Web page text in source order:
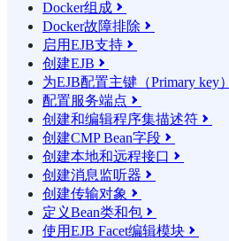
Docker组成 
Docker故障排除 
启用EJB支持 
创建EJB 
为EJB配置主键（Primary key）
配置服务端点 
创建和编辑程序集描述符 
创建CMP Bean字段 
创建本地和远程接口 
创建消息监听器 
创建传输对象 
定义Bean类和包 
使用EJB Facet编辑模块 